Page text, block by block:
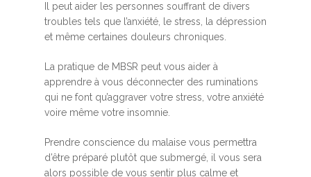
Il peut aider les personnes souffrant de divers
troubles tels que l’anxiété, le stress, la dépression
et même certaines douleurs chroniques.
La pratique de MBSR peut vous aider à
apprendre à vous déconnecter des ruminations
qui ne font qu’aggraver votre stress, votre anxiété
voire même votre insomnie.
Prendre conscience du malaise vous permettra
d’être préparé plutôt que submergé, il vous sera
alors possible de vous sentir plus calme et
MBSR, MSC &
Méditation
MBSR
Stage de méditation
Retraite de pleine
Thérapie :
Somatic
Somatic Experiencing
Thérapie
Entreprise
Programmes
Développement